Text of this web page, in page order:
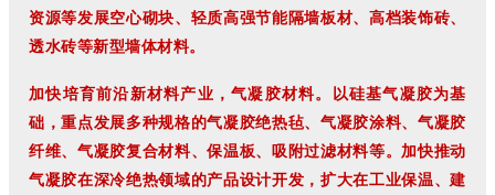
资源等发展空心砌块、轻质高强节能隔墙板材、高档装饰砖、
透水砖等新型墙体材料。
加快培育前沿新材料产业，气凝胶材料。以硅基气凝胶为基
础，重点发展多种规格的气凝胶绝热毡、气凝胶涂料、气凝胶
纤维、气凝胶复合材料、保温板、吸附过滤材料等。加快推动
气凝胶在深冷绝热领域的产品设计开发，扩大在工业保温、建